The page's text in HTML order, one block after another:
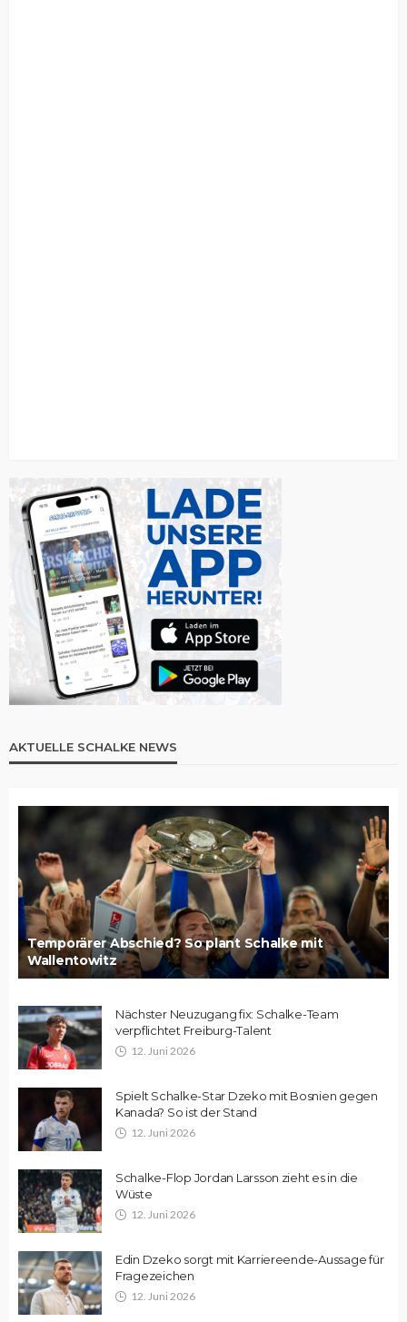
AKTUELLE SCHALKE NEWS
Temporärer Abschied? So plant Schalke mit
Wallentowitz
Nächster Neuzugang fix: Schalke-Team
verpflichtet Freiburg-Talent
12. Juni 2026
Spielt Schalke-Star Dzeko mit Bosnien gegen
Kanada? So ist der Stand
12. Juni 2026
Schalke-Flop Jordan Larsson zieht es in die
Wüste
12. Juni 2026
Edin Dzeko sorgt mit Karriereende-Aussage für
Fragezeichen
12. Juni 2026